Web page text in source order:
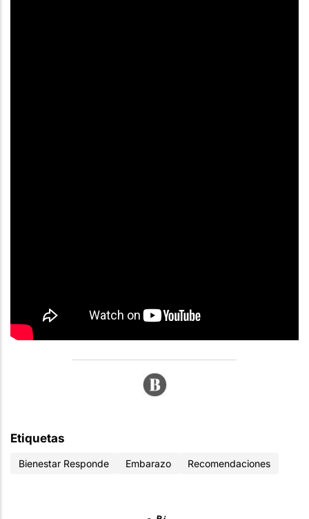
Etiquetas
Bienestar Responde Embarazo Recomendaciones